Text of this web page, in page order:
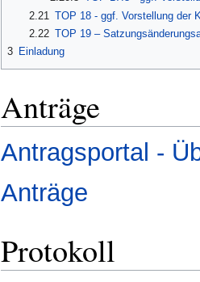
2.21 TOP 18 - ggf. Vorstellung der
2.22 TOP 19 –
3 Einladung
Anträge
Antragsportal -
Anträge
Protokoll